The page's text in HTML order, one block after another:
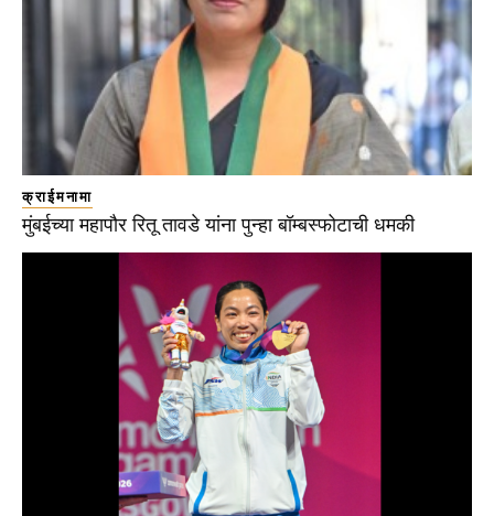
क्राईमनामा
मुंबईच्या महापौर रितू तावडे यांना पुन्हा बॉम्बस्फोटाची धमकी